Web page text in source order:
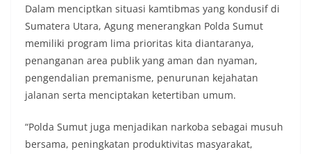
Dalam menciptkan situasi kamtibmas yang kondusif di
Sumatera Utara, Agung menerangkan Polda Sumut
memiliki program lima prioritas kita diantaranya,
penanganan area publik yang aman dan nyaman,
pengendalian premanisme, penurunan kejahatan
jalanan serta menciptakan ketertiban umum.
“Polda Sumut juga menjadikan narkoba sebagai musuh
bersama, peningkatan produktivitas masyarakat,